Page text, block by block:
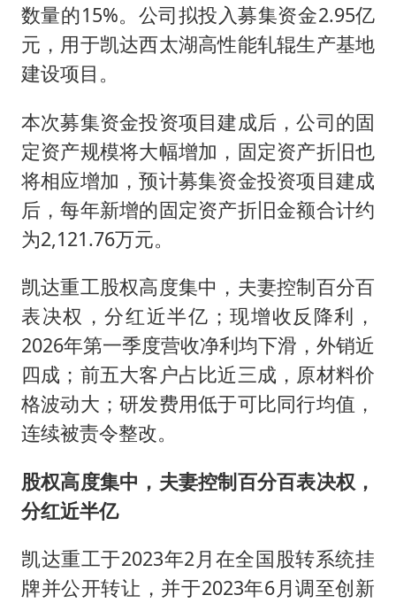
数量的15%。公司拟投入募集资金2.95亿
元，用于凯达西太湖高性能轧辊生产基地
建设项目。
本次募集资金投资项目建成后，公司的固
定资产规模将大幅增加，固定资产折旧也
将相应增加，预计募集资金投资项目建成
后，每年新增的固定资产折旧金额合计约
为2,121.76万元。
凯达重工股权高度集中，夫妻控制百分百
表决权，分红近半亿；现增收反降利，
2026年第一季度营收净利均下滑，外销近
四成；前五大客户占比近三成，原材料价
格波动大；研发费用低于可比同行均值，
连续被责令整改。
股权高度集中，夫妻控制百分百表决权，
分红近半亿
凯达重工于2023年2月在全国股转系统挂
牌并公开转让，并于2023年6月调至创新